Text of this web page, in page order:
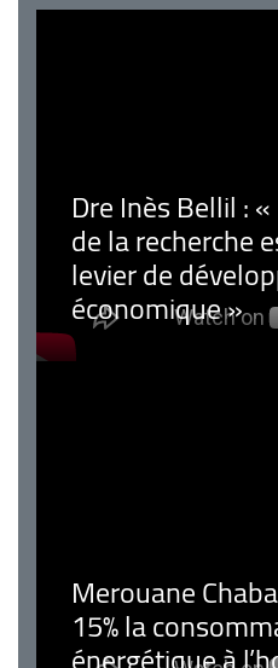
Dre Inès Bellil :
de la recherche
levier de
économique »
Merouane
15% la